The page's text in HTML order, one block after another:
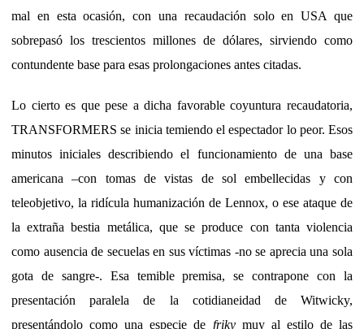
mal en esta ocasión, con una recaudación solo en USA que
sobrepasó los trescientos millones de dólares, sirviendo como
contundente base para esas prolongaciones antes citadas.
Lo cierto es que pese a dicha favorable coyuntura recaudatoria,
TRANSFORMERS se inicia temiendo el espectador lo peor. Esos
minutos iniciales describiendo el funcionamiento de una base
americana –con tomas de vistas de sol embellecidas y con
teleobjetivo, la ridícula humanización de Lennox, o ese ataque de
la extraña bestia metálica, que se produce con tanta violencia
como ausencia de secuelas en sus víctimas -no se aprecia una sola
gota de sangre-. Esa temible premisa, se contrapone con la
presentación paralela de la cotidianeidad de Witwicky,
presentándolo como una especie de frikymuy al estilo de las